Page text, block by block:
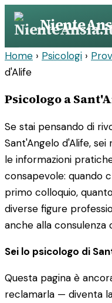
Vai
contenuto
Home › Psicologi ›
d'Alife
Psicologo a
Se stai pensando di
Sant'Angelo d'Alife,
le informazioni
consapevole: quando
primo colloquio,
diverse figure
anche alla consulenza
Sei lo psicologo di
Questa pagina è
reclamarla — diventa